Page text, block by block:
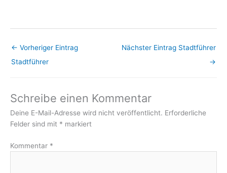
← Vorheriger Eintrag
Stadtführer
Nächster Eintrag Stadtführer
→
Schreibe einen Kommentar
Deine E-Mail-Adresse wird nicht veröffentlicht. Erforderliche
Felder sind mit * markiert
Kommentar *